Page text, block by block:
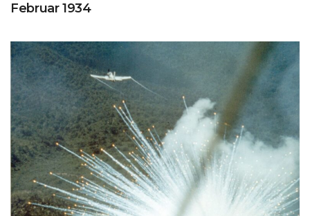
Februar 1934